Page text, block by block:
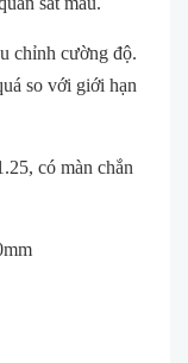
chỉnh cường độ.
so với giới hạn
có màn chắn